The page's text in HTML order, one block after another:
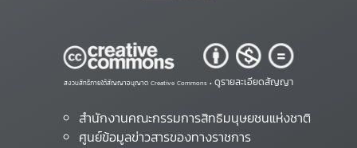
สงวนสิทธิ์ภายใต้สัญญาอนุญาต Creative Commons • ดูรายละเอียดสัญญา
สำนักงานคณะกรรมการสิทธิมนุษยชนแห่งชาติ
ศูนย์ข้อมูลข่าวสารของทางราชการ